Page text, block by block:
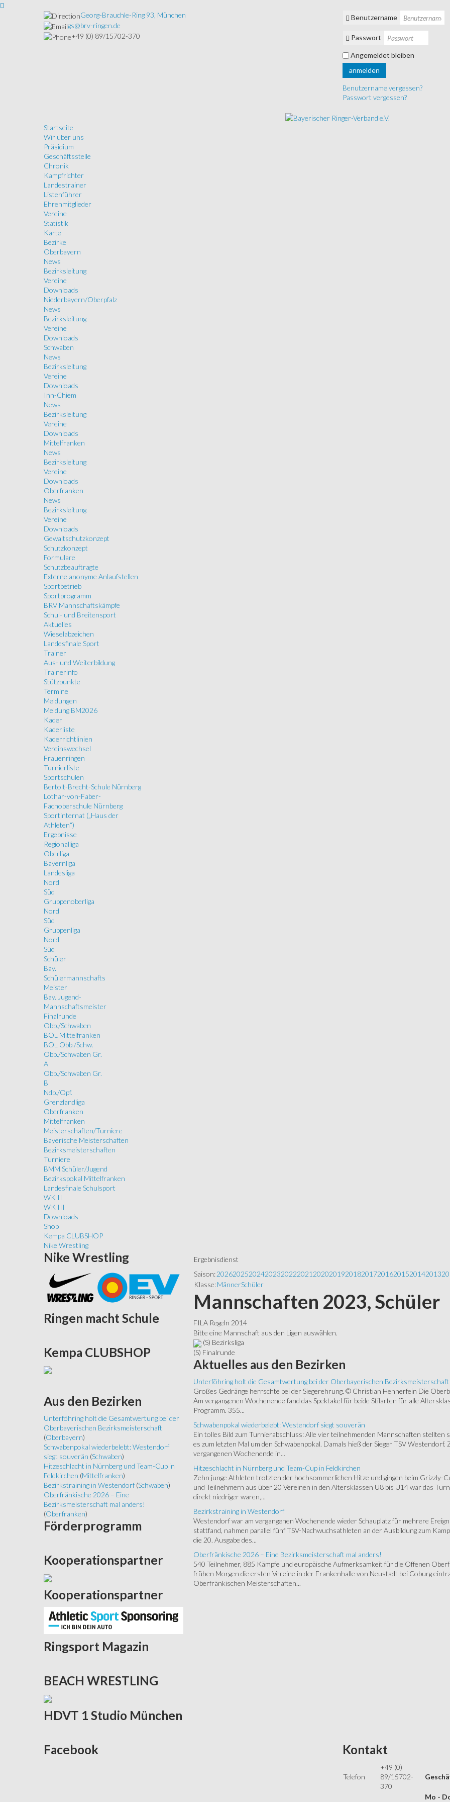
Georg-Brauchle-Ring 93, München
gs@brv-ringen.de
+49 (0) 89/15702-370
Benutzername
Passwort
Angemeldet bleiben
anmelden
Benutzername vergessen?
Passwort vergessen?
Startseite
Wir über uns
Präsidium
Geschäftsstelle
Chronik
Kampfrichter
Landestrainer
Listenführer
Ehrenmitglieder
Vereine
Statistik
Karte
Bezirke
Oberbayern
News
Bezirksleitung
Vereine
Downloads
Niederbayern/Oberpfalz
News
Bezirksleitung
Vereine
Downloads
Schwaben
News
Bezirksleitung
Vereine
Downloads
Inn-Chiem
News
Bezirksleitung
Vereine
Downloads
Mittelfranken
News
Bezirksleitung
Vereine
Downloads
Oberfranken
News
Bezirksleitung
Vereine
Downloads
Gewaltschutzkonzept
Schutzkonzept
Formulare
Schutzbeauftragte
Externe anonyme Anlaufstellen
Sportbetrieb
Sportprogramm
BRV Mannschaftskämpfe
Schul- und Breitensport
Aktuelles
Wieselabzeichen
Landesfinale Sport
Trainer
Aus- und Weiterbildung
Trainerinfo
Stützpunkte
Termine
Meldungen
Meldung BM2026
Kader
Kaderliste
Kaderrichtlinien
Vereinswechsel
Frauenringen
Turnierliste
Sportschulen
Bertolt-Brecht-Schule Nürnberg
Lothar-von-Faber-
Fachoberschule Nürnberg
Sportinternat („Haus der
Athleten“)
Ergebnisse
Regionalliga
Oberliga
Bayernliga
Landesliga
Nord
Süd
Gruppenoberliga
Nord
Süd
Gruppenliga
Nord
Süd
Schüler
Bay.
Schülermannschafts
Meister
Bay. Jugend-
Mannschaftsmeister
Finalrunde
Obb./Schwaben
BOL Mittelfranken
BOL Obb./Schw.
Obb./Schwaben Gr.
A
Obb./Schwaben Gr.
B
Ndb./Opf.
Grenzlandliga
Oberfranken
Mittelfranken
Meisterschaften/Turniere
Bayerische Meisterschaften
Bezirksmeisterschaften
Turniere
BMM Schüler/Jugend
Bezirkspokal Mittelfranken
Landesfinale Schulsport
WK II
WK III
Downloads
Shop
Kempa CLUBSHOP
Nike Wrestling
Ergebnisdienst
Saison: 202620252024202320222021 20202019201820172016201520142013
Klasse: MännerSchüler
Mannschaften 2023, Schüler
FILA Regeln 2014
Bitte eine Mannschaft aus den Ligen auswählen.
(S) Bezirksliga
(S) Finalrunde
Aktuelles aus den Bezirken
Unterföhring holt die Gesamtwertung bei der Oberbayerischen Bezirksmeisterschaft
Großes Gedränge herrschte bei der Siegerehrung. © Christian Hennerfein Die
Am vergangenen Wochenende fand das Spektakel für beide Stilarten für alle
Programm. 355...
Schwabenpokal wiederbelebt: Westendorf siegt souverän
Ein tolles Bild zum Turnierabschluss: Alle vier teilnehmenden Mannschaften stellten
es zum letzten Mal um den Schwabenpokal. Damals hieß der Sieger TSV
vergangenen Wochenende in...
Hitzeschlacht in Nürnberg und Team-Cup in Feldkirchen
Zehn junge Athleten trotzten der hochsommerlichen Hitze und gingen beim Grizzly-
und Teilnehmern aus über 20 Vereinen in den Altersklassen U8 bis U14 war das
direkt niedriger waren,...
Bezirkstraining in Westendorf
Westendorf war am vergangenen Wochenende wieder Schauplatz für mehrere
stattfand, nahmen parallel fünf TSV-Nachwuchsathleten an der Ausbildung zum
die 20. Ausgabe des...
Oberfränkische 2026 – Eine Bezirksmeisterschaft mal anders!
540 Teilnehmer, 885 Kämpfe und europäische Aufmerksamkeit für die Offenen
frühen Morgen die ersten Vereine in der Frankenhalle von Neustadt bei Coburg
Oberfränkischen Meisterschaften...
Nike Wrestling
Ringen macht Schule
Kempa CLUBSHOP
Aus den Bezirken
Unterföhring holt die Gesamtwertung bei der
Oberbayerischen Bezirksmeisterschaft
(Oberbayern)
Schwabenpokal wiederbelebt: Westendorf
siegt souverän (Schwaben)
Hitzeschlacht in Nürnberg und Team-Cup in
Feldkirchen (Mittelfranken)
Bezirkstraining in Westendorf (Schwaben)
Oberfränkische 2026 – Eine
Bezirksmeisterschaft mal anders!
(Oberfranken)
Förderprogramm
Kooperationspartner
Kooperationspartner
Ringsport Magazin
BEACH WRESTLING
HDVT 1 Studio München
Facebook Kontakt
Telefon
+49 (0)
89/15702-
370
Mo -